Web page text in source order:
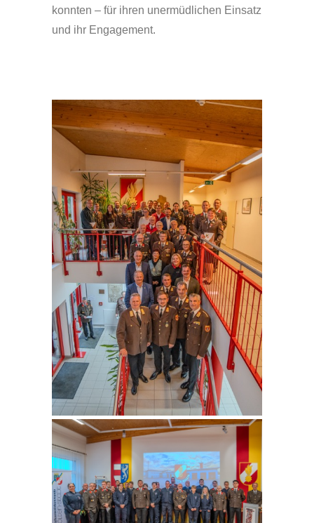
konnten – für ihren unermüdlichen Einsatz
und ihr Engagement.